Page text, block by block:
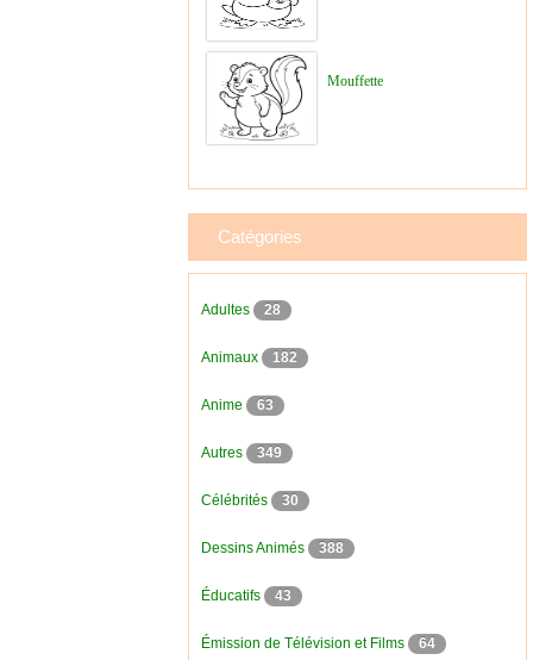
Mouffette
Catégories
Adultes 28
Animaux 182
Anime 63
Autres 349
Célébrités 30
Dessins Animés 388
Éducatifs 43
Émission de Télévision et Films 64